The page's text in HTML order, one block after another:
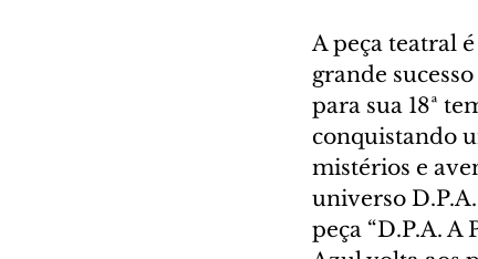
A peça teatral
grande
para sua 18ª
conquistando
mistérios e
universo
peça “D.P.A.